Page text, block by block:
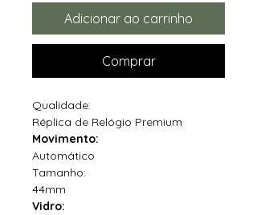
Adicionar ao carrinho
Comprar
Qualidade:
Réplica de Relógio Premium
Movimento:
Automático
Tamanho:
44mm
Vidro: